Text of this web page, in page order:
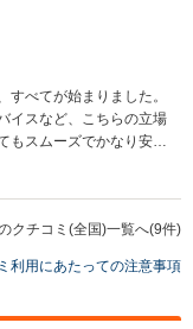
べてが始まりました。
イスなど、こちらの立場
もスムーズでかなり安心
クチコミ(全国)一覧へ(9件)
利用にあたっての注意事項